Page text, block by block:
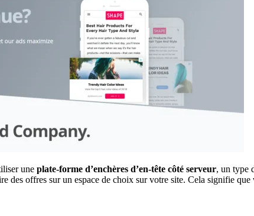
une plate-forme d’enchères d’en-tête côté serveur, un type
des offres sur un espace de choix sur votre site. Cela signifie que